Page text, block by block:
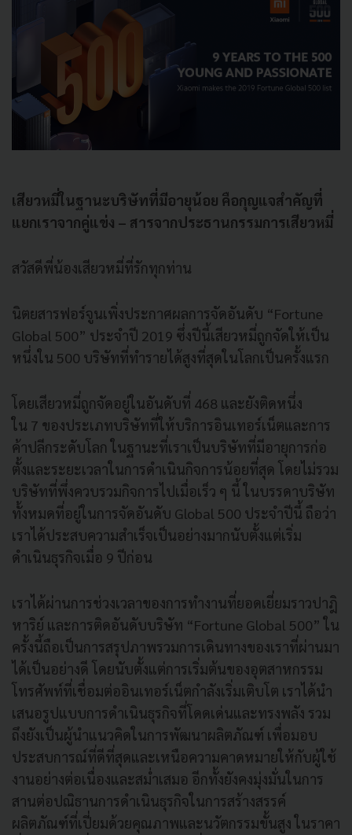
เสียวหมี่ในฐานะบริษัทที่มีอายุน้อย คือกุญแจสำคัญที่
แยกเราจากคู่แข่ง – สารจากประธานกรรมการเสียวหมี่
สวัสดีพี่น้องเสียวหมี่ที่รักทุกท่าน
นิตยสารฟอร์จูนเพิ่งประกาศผลการจัดอันดับ “Fortune
Global 500” ประจำปี 2019 ซึ่งปีนี้เสียวหมี่ถูกจัดให้เป็น
หนึ่งใน 500 บริษัทที่ทำรายได้สูงที่สุดในโลกเป็นครั้งแรก
โดยเสียวหมี่ถูกจัดอยู่ในอันดับที่ 468 และยังติดหนึ่ง
ใน 7 ของประเภทบริษัทที่ให้บริการอินเทอร์เน็ตและการ
ค้าปลีกระดับโลก ในฐานะที่เราเป็นบริษัทที่มีอายุการก่อ
ตั้งและระยะเวลาในการดำเนินกิจการน้อยที่สุด โดยไม่รวม
บริษัทที่พึ่งควบรวมกิจการไปเมื่อเร็ว ๆ นี้ ในบรรดาบริษัท
ทั้งหมดที่อยู่ในการจัดอันดับ Global 500 ประจำปีนี้ ถือว่า
เราได้ประสบความสำเร็จเป็นอย่างมากนับตั้งแต่เริ่ม
ดำเนินธุรกิจเมื่อ 9 ปีก่อน
เราได้ผ่านการช่วงเวลาของการทำงานที่ยอดเยี่ยมราวปาฎิ
หาริย์ และการติดอันดับบริษัท “Fortune Global 500” ใน
ครั้งนี้ถือเป็นการสรุปภาพรวมการเดินทางของเราที่ผ่านมา
ได้เป็นอย่างดี โดยนับตั้งแต่การเริ่มต้นของอุตสาหกรรม
โทรศัพท์ที่เชื่อมต่ออินเทอร์เน็ตกำลังเริ่มเติบโต เราได้นำ
เสนอรูปแบบการดำเนินธุรกิจที่โดดเด่นและทรงพลัง รวม
ถึงยังเป็นผู้นำแนวคิดในการพัฒนาผลิตภัณฑ์ เพื่อมอบ
ประสบการณ์ที่ดีที่สุดและเหนือความคาดหมายให้กับผู้ใช้
งานอย่างต่อเนื่องและสม่ำเสมอ อีกทั้งยังคงมุ่งมั่นในการ
สานต่อปณิธานการดำเนินธุรกิจในการสร้างสรรค์
ผลิตภัณฑ์ที่เปี่ยมด้วยคุณภาพและนวัตกรรมขั้นสูง ในราคา